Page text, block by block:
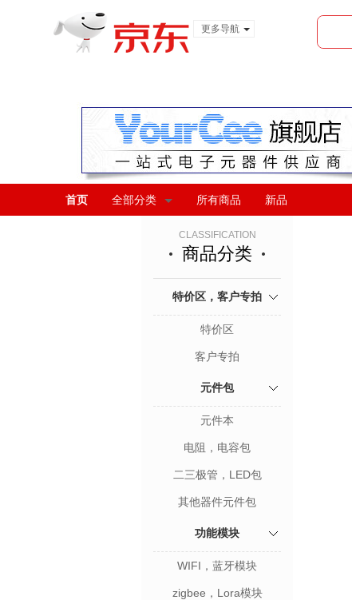
更多导航
首页 全部分类 所有商品 新品
CLASSIFICATION
商品分类
特价区，客户专拍
特价区
客户专拍
元件包
元件本
电阻，电容包
二三极管，LED包
其他器件元件包
功能模块
WIFI，蓝牙模块
zigbee，Lora模块